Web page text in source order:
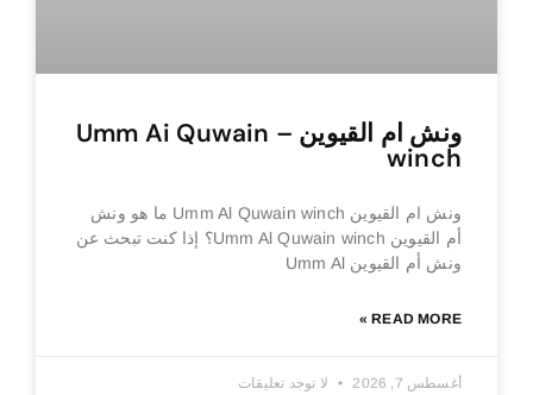
ونش ام القيوين – Umm Ai Quwain
winch
ونش ام القيوين Umm Al Quwain winch ما هو ونش
أم القيوين Umm Al Quwain winch؟ إذا كنت تبحث عن
ونش أم القيوين Umm Al
READ MORE »
أغسطس 7, 2026 لا توجد تعليقات